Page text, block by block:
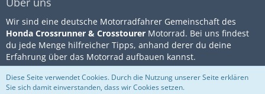
Wir sind eine deutsche Motorradfahrer Gemeinschaft des
Honda Crossrunner & Crosstourer Motorrad. Bei uns findest
du jede Menge hilfreicher Tipps, anhand derer du deine
Erfahrung über das Motorrad aufbauen kannst.
Community-Software:WoltLab Impressum
Diese Seite verwendet Cookies. Durch die Nutzung unserer Seite erklären
Sie sich damit einverstanden, dass wir Cookies setzen.